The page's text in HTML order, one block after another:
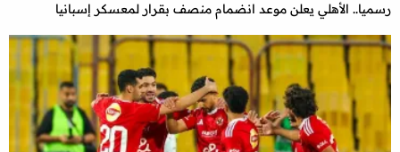
رسميا.. الأهلي يعلن موعد انضمام منصف بقرار لمعسكر إسبانيا